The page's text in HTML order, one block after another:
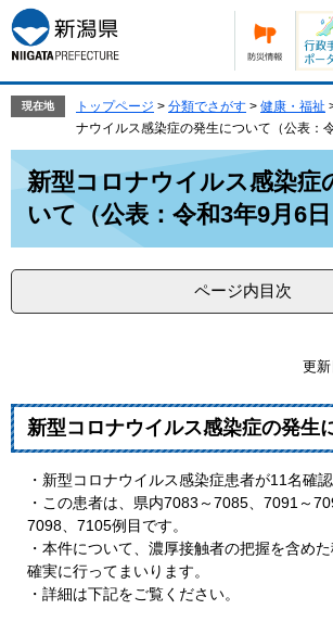
ー
ジ
の
で
す。
ニ
ュ
ー
ば
現在地 トップページ > 分類でさがす > 健康・福祉
ナウイルス感染症の発生について（公表：
新型コロナウイルス感染症
いて（公表：令和3年9月6日
ページ内目次
更
新型コロナウイルス感染症の発生
・新型コロナウイルス感染症患者が11名確認
・この患者は、県内7083～7085、7091～
7098、7105例目です。
・本件について、濃厚接触者の把握を含め
確実に行ってまいります。
・詳細は下記をご覧ください。